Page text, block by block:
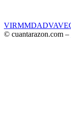
VIRMMDADVAVE
© cuantarazon.com –